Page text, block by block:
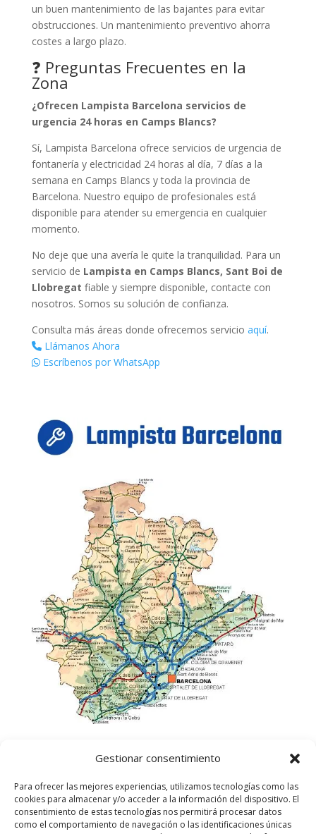
Gestionar consentimiento
Para ofrecer las mejores experiencias, utilizamos tecnologías como las
cookies para almacenar y/o acceder a la información del dispositivo. El
consentimiento de estas tecnologías nos permitirá procesar datos
como el comportamiento de navegación o las identificaciones únicas
un buen mantenimiento de las bajantes para evitar
obstrucciones. Un mantenimiento preventivo ahorra
costes a largo plazo.
❓ Preguntas Frecuentes en la
Zona
¿Ofrecen Lampista Barcelona servicios de
urgencia 24 horas en Camps Blancs?
Sí, Lampista Barcelona ofrece servicios de urgencia de
fontanería y electricidad 24 horas al día, 7 días a la
semana en Camps Blancs y toda la provincia de
Barcelona. Nuestro equipo de profesionales está
disponible para atender su emergencia en cualquier
momento.
No deje que una avería le quite la tranquilidad. Para un
servicio de Lampista en Camps Blancs, Sant Boi de
Llobregat fiable y siempre disponible, contacte con
nosotros. Somos su solución de confianza.
Consulta más áreas donde ofrecemos servicio aquí.
Llámanos Ahora
Escríbenos por WhatsApp